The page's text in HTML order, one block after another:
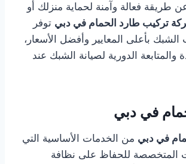
طريقة فعالة وآمنة لحماية منزلك أو
تركيب طارد الحمام في دبي توفر
بأعلى المعايير وأفضل الأسعار،
الدورية لصيانة الشبك عند
في دبي
في دبي من الخدمات الأساسية التي
المتخصصة للحفاظ على نظافة